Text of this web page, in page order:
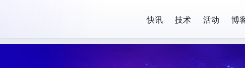
快讯 技术 活动 博